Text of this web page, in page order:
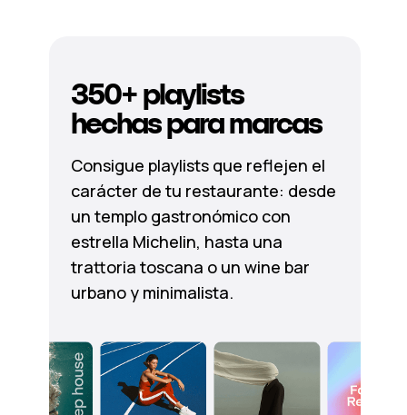
350+ playlists
hechas para marcas
Consigue playlists que reflejen el
carácter de tu restaurante: desde
un templo gastronómico con
estrella Michelin, hasta una
trattoria toscana o un wine bar
urbano y minimalista.